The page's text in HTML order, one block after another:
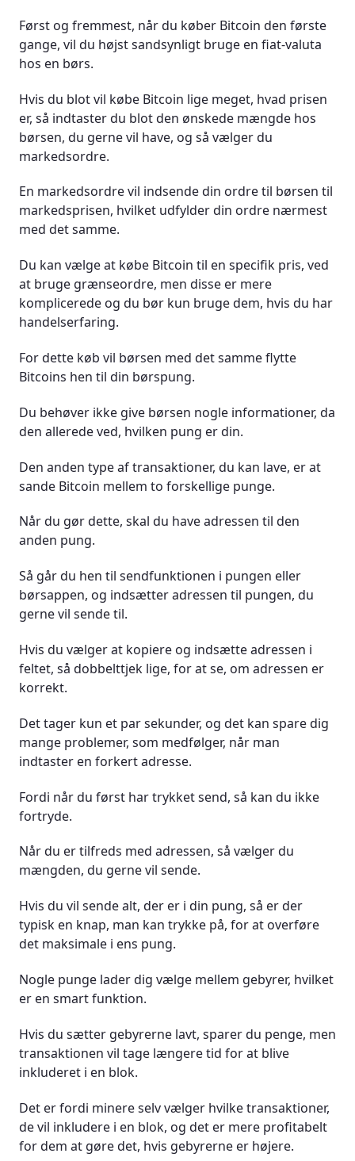
Først og fremmest, når du køber Bitcoin den første
gange, vil du højst sandsynligt bruge en fiat-valuta
hos en børs.
Hvis du blot vil købe Bitcoin lige meget, hvad prisen
er, så indtaster du blot den ønskede mængde hos
børsen, du gerne vil have, og så vælger du
markedsordre.
En markedsordre vil indsende din ordre til børsen til
markedsprisen, hvilket udfylder din ordre nærmest
med det samme.
Du kan vælge at købe Bitcoin til en specifik pris, ved
at bruge grænseordre, men disse er mere
komplicerede og du bør kun bruge dem, hvis du har
handelserfaring.
For dette køb vil børsen med det samme flytte
Bitcoins hen til din børspung.
Du behøver ikke give børsen nogle informationer, da
den allerede ved, hvilken pung er din.
Den anden type af transaktioner, du kan lave, er at
sande Bitcoin mellem to forskellige punge.
Når du gør dette, skal du have adressen til den
anden pung.
Så går du hen til sendfunktionen i pungen eller
børsappen, og indsætter adressen til pungen, du
gerne vil sende til.
Hvis du vælger at kopiere og indsætte adressen i
feltet, så dobbelttjek lige, for at se, om adressen er
korrekt.
Det tager kun et par sekunder, og det kan spare dig
mange problemer, som medfølger, når man
indtaster en forkert adresse.
Fordi når du først har trykket send, så kan du ikke
fortryde.
Når du er tilfreds med adressen, så vælger du
mængden, du gerne vil sende.
Hvis du vil sende alt, der er i din pung, så er der
typisk en knap, man kan trykke på, for at overføre
det maksimale i ens pung.
Nogle punge lader dig vælge mellem gebyrer, hvilket
er en smart funktion.
Hvis du sætter gebyrerne lavt, sparer du penge, men
transaktionen vil tage længere tid for at blive
inkluderet i en blok.
Det er fordi minere selv vælger hvilke transaktioner,
de vil inkludere i en blok, og det er mere profitabelt
for dem at gøre det, hvis gebyrerne er højere.